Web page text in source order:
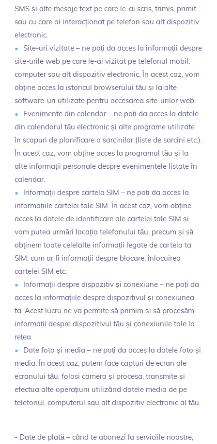
SMS și alte mesaje text pe care le-ai scris, trimis, primit
sau cu care ai interacționat pe telefon sau alt dispozitiv
electronic.
Site-uri vizitate – ne poți da acces la informații despre
site-urile web pe care le-ai vizitat pe telefonul mobil,
computer sau alt dispozitiv electronic. În acest caz, vom
obține acces la istoricul browserului tău și la alte
software-uri utilizate pentru accesarea site-urilor web.
Evenimente din calendar – ne poți da acces la datele
din calendarul tău electronic și alte programe utilizate
în scopuri de planificare a sarcinilor (liste de sarcini etc.).
În acest caz, vom obține acces la programul tău și la
alte informații personale despre evenimentele listate în
calendar.
Informații despre cartela SIM – ne poți da acces la
informațiile cartelei tale SIM. În acest caz, vom obține
acces la datele de identificare ale cartelei tale SIM și
vom putea urmări locația telefonului tău, precum și să
obținem toate celelalte informații legate de cartela ta
SIM, cum ar fi informații despre blocare, înlocuirea
cartelei SIM etc.
Informații despre dispozitiv și conexiune – ne poți da
acces la informațiile despre dispozitivul și conexiunea
ta. Acest lucru ne va permite să primim și să procesăm
informații despre dispozitivul tău și conexiunile tale la
rețea.
Date foto și media – ne poți da acces la datele foto și
media. În acest caz, putem face capturi de ecran ale
ecranului tău, folosi camera și procesa, transmite și
efectua alte operațiuni utilizând datele media de pe
telefonul, computerul sau alt dispozitiv electronic al tău.
- Date de plată – când te abonezi la serviciile noastre,